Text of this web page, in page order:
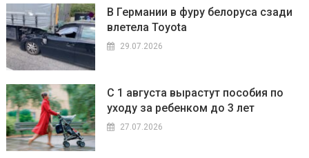
В Германии в фуру белоруса сзади
влетела Toyota
29.07.2026
С 1 августа вырастут пособия по
уходу за ребенком до 3 лет
27.07.2026